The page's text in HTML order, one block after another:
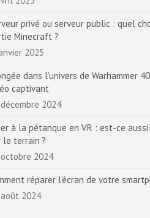
privé ou serveur public : quel
Minecraft ?
2025
dans l’univers de Warhammer
captivant
2024
à la pétanque en VR : est-ce
le terrain ?
2024
réparer l’écran de votre
2024